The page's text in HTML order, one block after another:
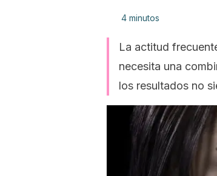
4 minutos
La actitud
necesita una
los resultados no